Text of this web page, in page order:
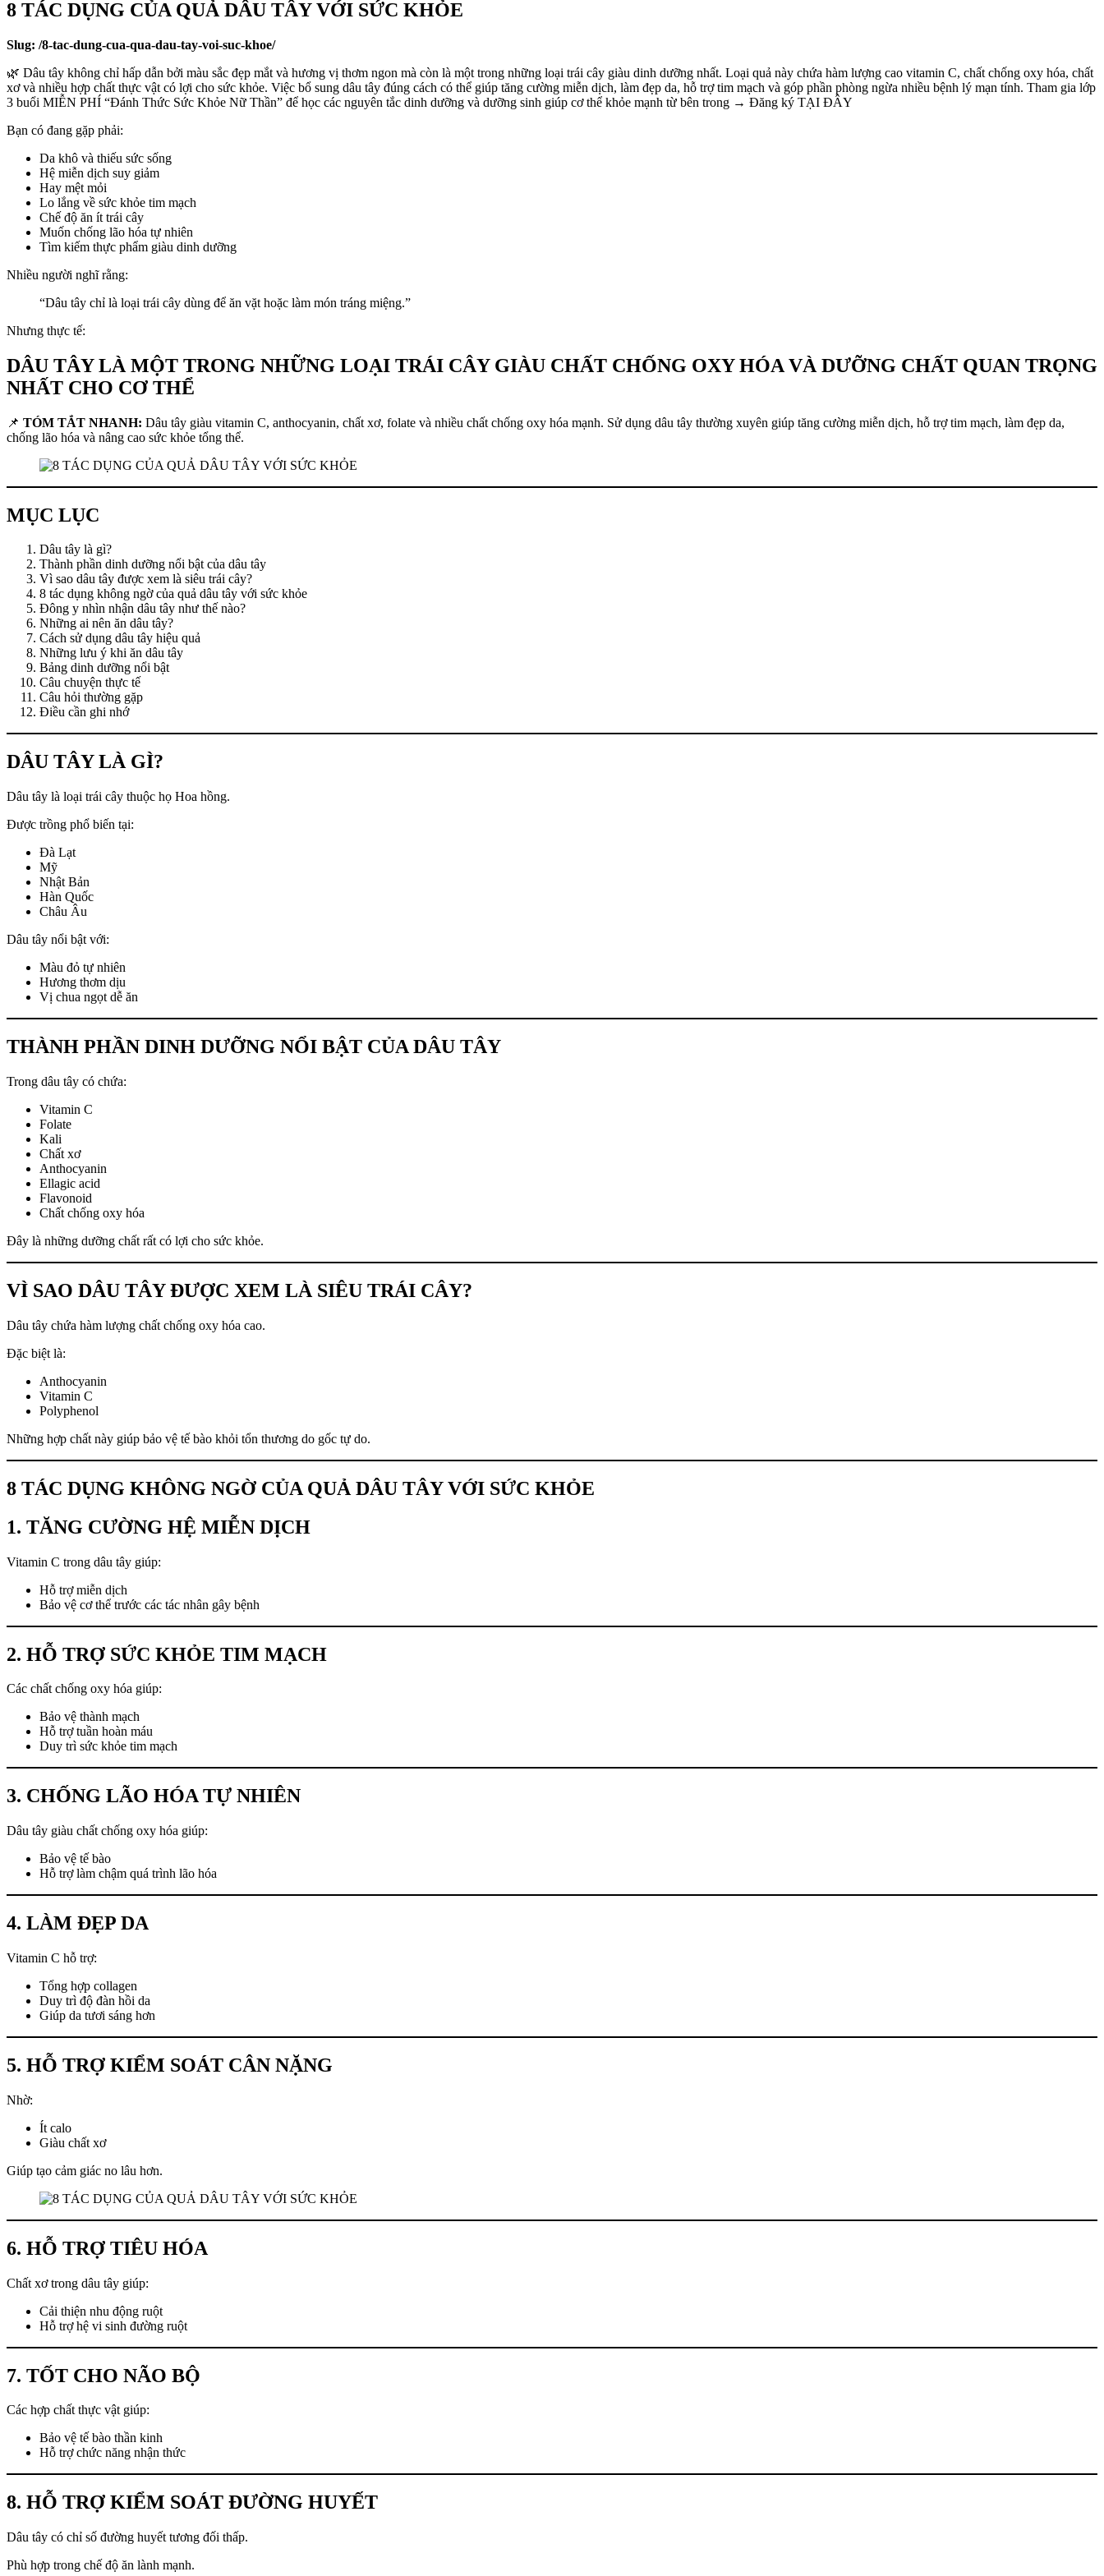
8 TÁC DỤNG CỦA QUẢ DÂU TÂY VỚI SỨC KHỎE
Slug: /8-tac-dung-cua-qua-dau-tay-voi-suc-khoe/
🌿 Dâu tây không chỉ hấp dẫn bởi màu sắc đẹp mắt và hương vị thơm ngon mà còn là một trong những loại trái cây giàu dinh dưỡng nhất. Loại quả này chứa hàm lượng cao vitamin C, chất chống oxy hóa, chất
xơ và nhiều hợp chất thực vật có lợi cho sức khỏe. Việc bổ sung dâu tây đúng cách có thể giúp tăng cường miễn dịch, làm đẹp da, hỗ trợ tim mạch và góp phần phòng ngừa nhiều bệnh lý mạn tính. Tham gia lớp
3 buổi MIỄN PHÍ “Đánh Thức Sức Khỏe Nữ Thần” để học các nguyên tắc dinh dưỡng và dưỡng sinh giúp cơ thể khỏe mạnh từ bên trong → Đăng ký TẠI ĐÂY
Bạn có đang gặp phải:
Da khô và thiếu sức sống
Hệ miễn dịch suy giảm
Hay mệt mỏi
Lo lắng về sức khỏe tim mạch
Chế độ ăn ít trái cây
Muốn chống lão hóa tự nhiên
Tìm kiếm thực phẩm giàu dinh dưỡng
Nhiều người nghĩ rằng:
“Dâu tây chỉ là loại trái cây dùng để ăn vặt hoặc làm món tráng miệng.”
Nhưng thực tế:
DÂU TÂY LÀ MỘT TRONG NHỮNG LOẠI TRÁI CÂY GIÀU CHẤT CHỐNG OXY HÓA VÀ DƯỠNG CHẤT QUAN TRỌNG
NHẤT CHO CƠ THỂ
📌 TÓM TẮT NHANH: Dâu tây giàu vitamin C, anthocyanin, chất xơ, folate và nhiều chất chống oxy hóa mạnh. Sử dụng dâu tây thường xuyên giúp tăng cường miễn dịch, hỗ trợ tim mạch, làm đẹp da,
chống lão hóa và nâng cao sức khỏe tổng thể.
MỤC LỤC
Dâu tây là gì?
Thành phần dinh dưỡng nổi bật của dâu tây
Vì sao dâu tây được xem là siêu trái cây?
8 tác dụng không ngờ của quả dâu tây với sức khỏe
Đông y nhìn nhận dâu tây như thế nào?
Những ai nên ăn dâu tây?
Cách sử dụng dâu tây hiệu quả
Những lưu ý khi ăn dâu tây
Bảng dinh dưỡng nổi bật
Câu chuyện thực tế
Câu hỏi thường gặp
Điều cần ghi nhớ
DÂU TÂY LÀ GÌ?
Dâu tây là loại trái cây thuộc họ Hoa hồng.
Được trồng phổ biến tại:
Đà Lạt
Mỹ
Nhật Bản
Hàn Quốc
Châu Âu
Dâu tây nổi bật với:
Màu đỏ tự nhiên
Hương thơm dịu
Vị chua ngọt dễ ăn
THÀNH PHẦN DINH DƯỠNG NỔI BẬT CỦA DÂU TÂY
Trong dâu tây có chứa:
Vitamin C
Folate
Kali
Chất xơ
Anthocyanin
Ellagic acid
Flavonoid
Chất chống oxy hóa
Đây là những dưỡng chất rất có lợi cho sức khỏe.
VÌ SAO DÂU TÂY ĐƯỢC XEM LÀ SIÊU TRÁI CÂY?
Dâu tây chứa hàm lượng chất chống oxy hóa cao.
Đặc biệt là:
Anthocyanin
Vitamin C
Polyphenol
Những hợp chất này giúp bảo vệ tế bào khỏi tổn thương do gốc tự do.
8 TÁC DỤNG KHÔNG NGỜ CỦA QUẢ DÂU TÂY VỚI SỨC KHỎE
1. TĂNG CƯỜNG HỆ MIỄN DỊCH
Vitamin C trong dâu tây giúp:
Hỗ trợ miễn dịch
Bảo vệ cơ thể trước các tác nhân gây bệnh
2. HỖ TRỢ SỨC KHỎE TIM MẠCH
Các chất chống oxy hóa giúp:
Bảo vệ thành mạch
Hỗ trợ tuần hoàn máu
Duy trì sức khỏe tim mạch
3. CHỐNG LÃO HÓA TỰ NHIÊN
Dâu tây giàu chất chống oxy hóa giúp:
Bảo vệ tế bào
Hỗ trợ làm chậm quá trình lão hóa
4. LÀM ĐẸP DA
Vitamin C hỗ trợ:
Tổng hợp collagen
Duy trì độ đàn hồi da
Giúp da tươi sáng hơn
5. HỖ TRỢ KIỂM SOÁT CÂN NẶNG
Nhờ:
Ít calo
Giàu chất xơ
Giúp tạo cảm giác no lâu hơn.
6. HỖ TRỢ TIÊU HÓA
Chất xơ trong dâu tây giúp:
Cải thiện nhu động ruột
Hỗ trợ hệ vi sinh đường ruột
7. TỐT CHO NÃO BỘ
Các hợp chất thực vật giúp:
Bảo vệ tế bào thần kinh
Hỗ trợ chức năng nhận thức
8. HỖ TRỢ KIỂM SOÁT ĐƯỜNG HUYẾT
Dâu tây có chỉ số đường huyết tương đối thấp.
Phù hợp trong chế độ ăn lành mạnh.